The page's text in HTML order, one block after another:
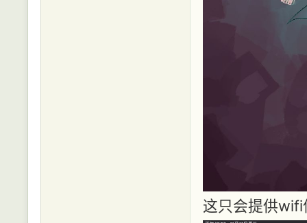
这只会提供wifi